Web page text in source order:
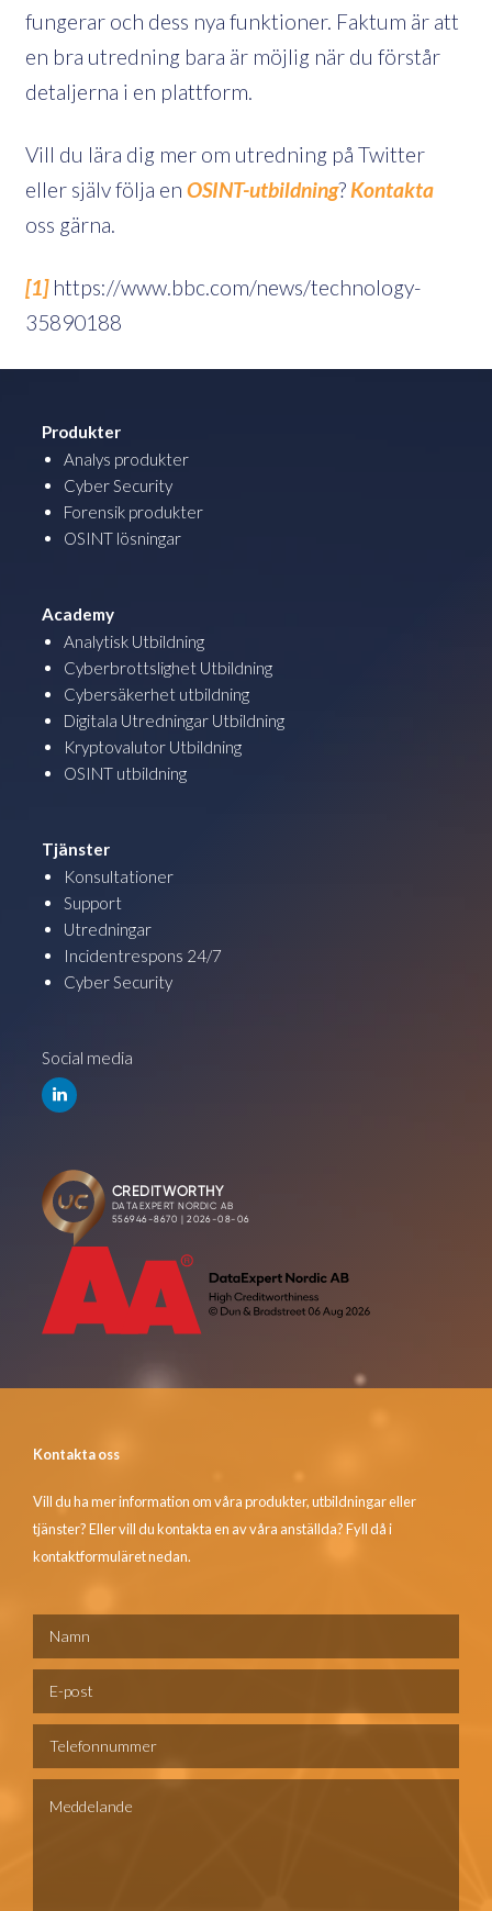
fungerar och dess nya funktioner. Faktum är att
en bra utredning bara är möjlig när du förstår
detaljerna i en plattform.
Vill du lära dig mer om utredning på Twitter
eller själv följa en OSINT-utbildning? Kontakta
oss gärna.
[1]https://www.bbc.com/news/technology-
35890188
Produkter
Analys produkter
Cyber Security
Forensik produkter
OSINT lösningar
Academy
Analytisk Utbildning
Cyberbrottslighet Utbildning
Cybersäkerhet utbildning
Digitala Utredningar Utbildning
Kryptovalutor Utbildning
OSINT utbildning
Tjänster
Konsultationer
Support
Utredningar
Incidentrespons 24/7
Cyber Security
Social media
Kontakta oss
Vill du ha mer information om våra produkter, utbildningar eller
tjänster? Eller vill du kontakta en av våra anställda? Fyll då i
kontaktformuläret nedan.